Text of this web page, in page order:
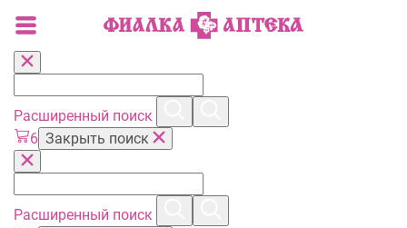
Расширенный поиск
6 Закрыть поиск
Расширенный поиск